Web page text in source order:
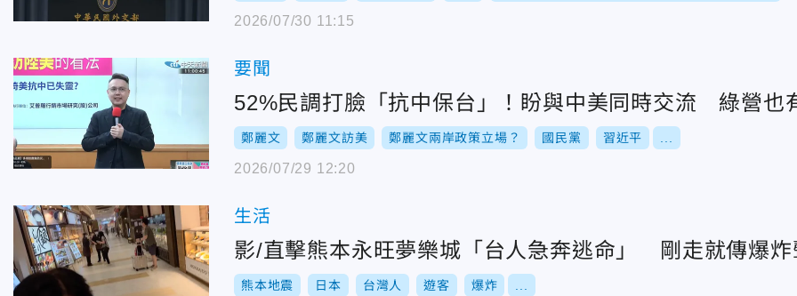
2026/07/30 11:15
要聞
52%民調打臉「抗中保台」！盼與中美同時交流 綠營也
鄭麗文 鄭麗文訪美 鄭麗文兩岸政策立場？ 國民黨 習近平
2026/07/29 12:20
生活
影/直擊熊本永旺夢樂城「台人急奔逃命」 剛走就傳爆炸
熊本地震 日本 台灣人 遊客 爆炸